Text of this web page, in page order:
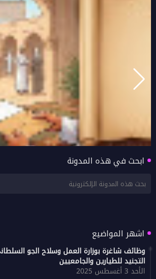
فتح باب التقديم لنقل والندب الداخلي
ابحث في هذه المدونة
اشهر المواضيع
وظائف شاغرة بوزارة العمل وسلاح الجو
التجنيد للطيارين والجامعيين
الأحد 3 أغسطس 2025